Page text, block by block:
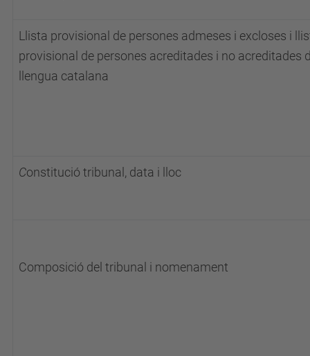
Llista provisional de persones admeses i excloses i
provisional de persones acreditades i no acreditades
llengua catalana
Constitució tribunal, data i lloc
Composició del tribunal i nomenament